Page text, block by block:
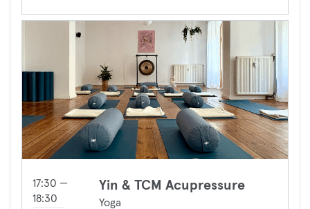
17:30 —
18:30
Yin & TCM Acupressure
Yoga